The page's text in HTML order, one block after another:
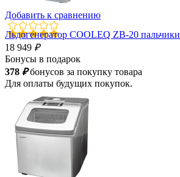
Добавить к сравнению
Льдогенератор COOLEQ ZB-20 пальчики
18 949 ₽
Бонусы в подарок
378 ₽бонусов за покупку товара
Для оплаты будущих покупок.